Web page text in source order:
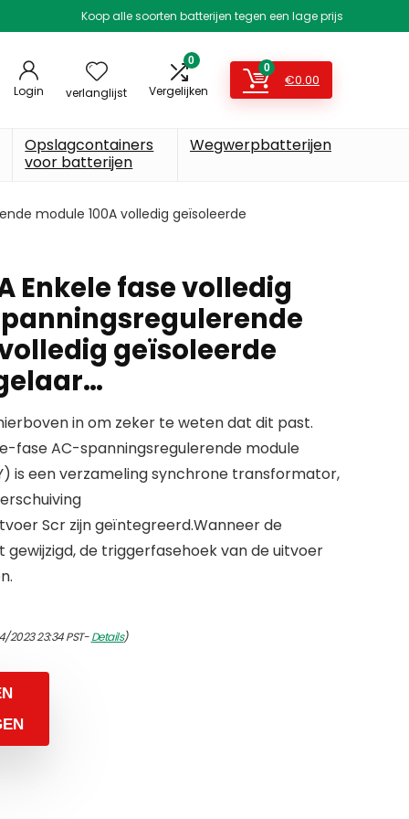
Koop alle soorten batterijen tegen een lage prijs
Login verlanglijst
0
Vergelijken
0
€0.00
Opslagcontainers
voor batterijen
Wegwerpbatterijen
module 100A volledig geïsoleerde
Enkele fase volledig
geïsoleerde
in om zeker te weten dat dit past.
fase AC-spanningsregulerende module
is een verzameling synchrone transformator,
Scr zijn geïntegreerd.Wanneer de
de triggerfasehoek van de uitvoer
23:34 PST-Details)